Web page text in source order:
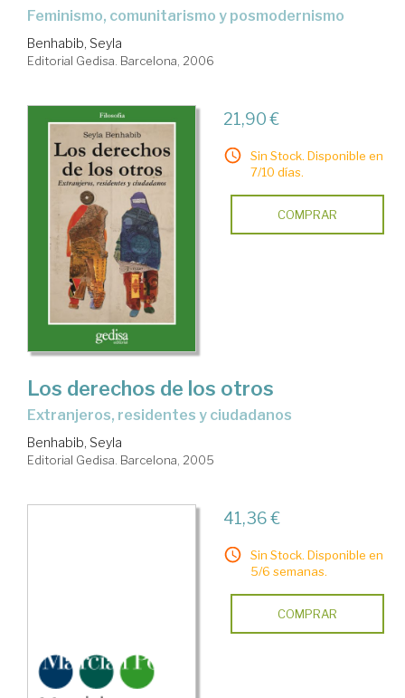
feminismo, comunitarismo y posmodernismo
Benhabib, Seyla
Editorial Gedisa. Barcelona, 2006
21,90 €
Sin Stock. Disponible en
7/10 días.
COMPRAR
Los derechos de los otros
extranjeros, residentes y ciudadanos
Benhabib, Seyla
Editorial Gedisa. Barcelona, 2005
41,36 €
Sin Stock. Disponible en
5/6 semanas.
COMPRAR